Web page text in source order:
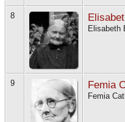
8
Elisabeth
9 Femia
Femia